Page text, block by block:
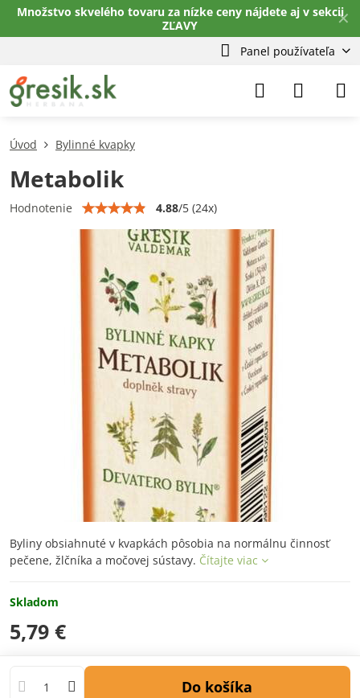
✕
Množstvo skvelého tovaru za nízke ceny nájdete aj v sekcii
ZĽAVY
Panel používateľa
Úvod Bylinné kvapky
Metabolik
Hodnotenie 4.88/5 (24x)
Byliny obsiahnuté v kvapkách pôsobia na normálnu činnosť
pečene, žlčníka a močovej sústavy. Čítajte viac
Skladom
5,79 €
Do košíka